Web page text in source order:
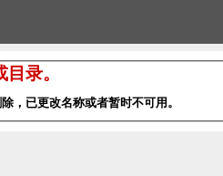
录。
，已更改名称或者暂时不可用。